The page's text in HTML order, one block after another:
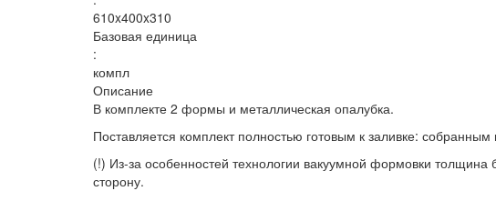
610x400x310
Базовая единица
:
компл
Описание
В комплекте 2 формы и металлическая опалубка.
Поставляется комплект полностью готовым к заливке:
(!) Из-за особенностей технологии вакуумной формовки
сторону.